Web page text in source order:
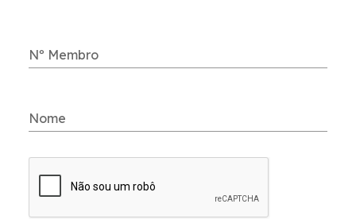
Nº Membro
Nome